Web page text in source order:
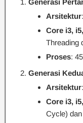
Generasi
Arsitektur
Core i3,
Threading
Proses:
Generasi
Arsitektur
Core i3,
Cycle)